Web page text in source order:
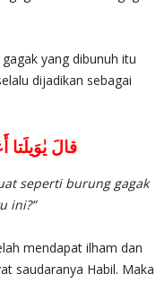
yang dibunuh itu
dijadikan sebagai
قالَ
seperti burung gagak
ini?”
mendapat ilham dan
saudaranya Habil. Maka